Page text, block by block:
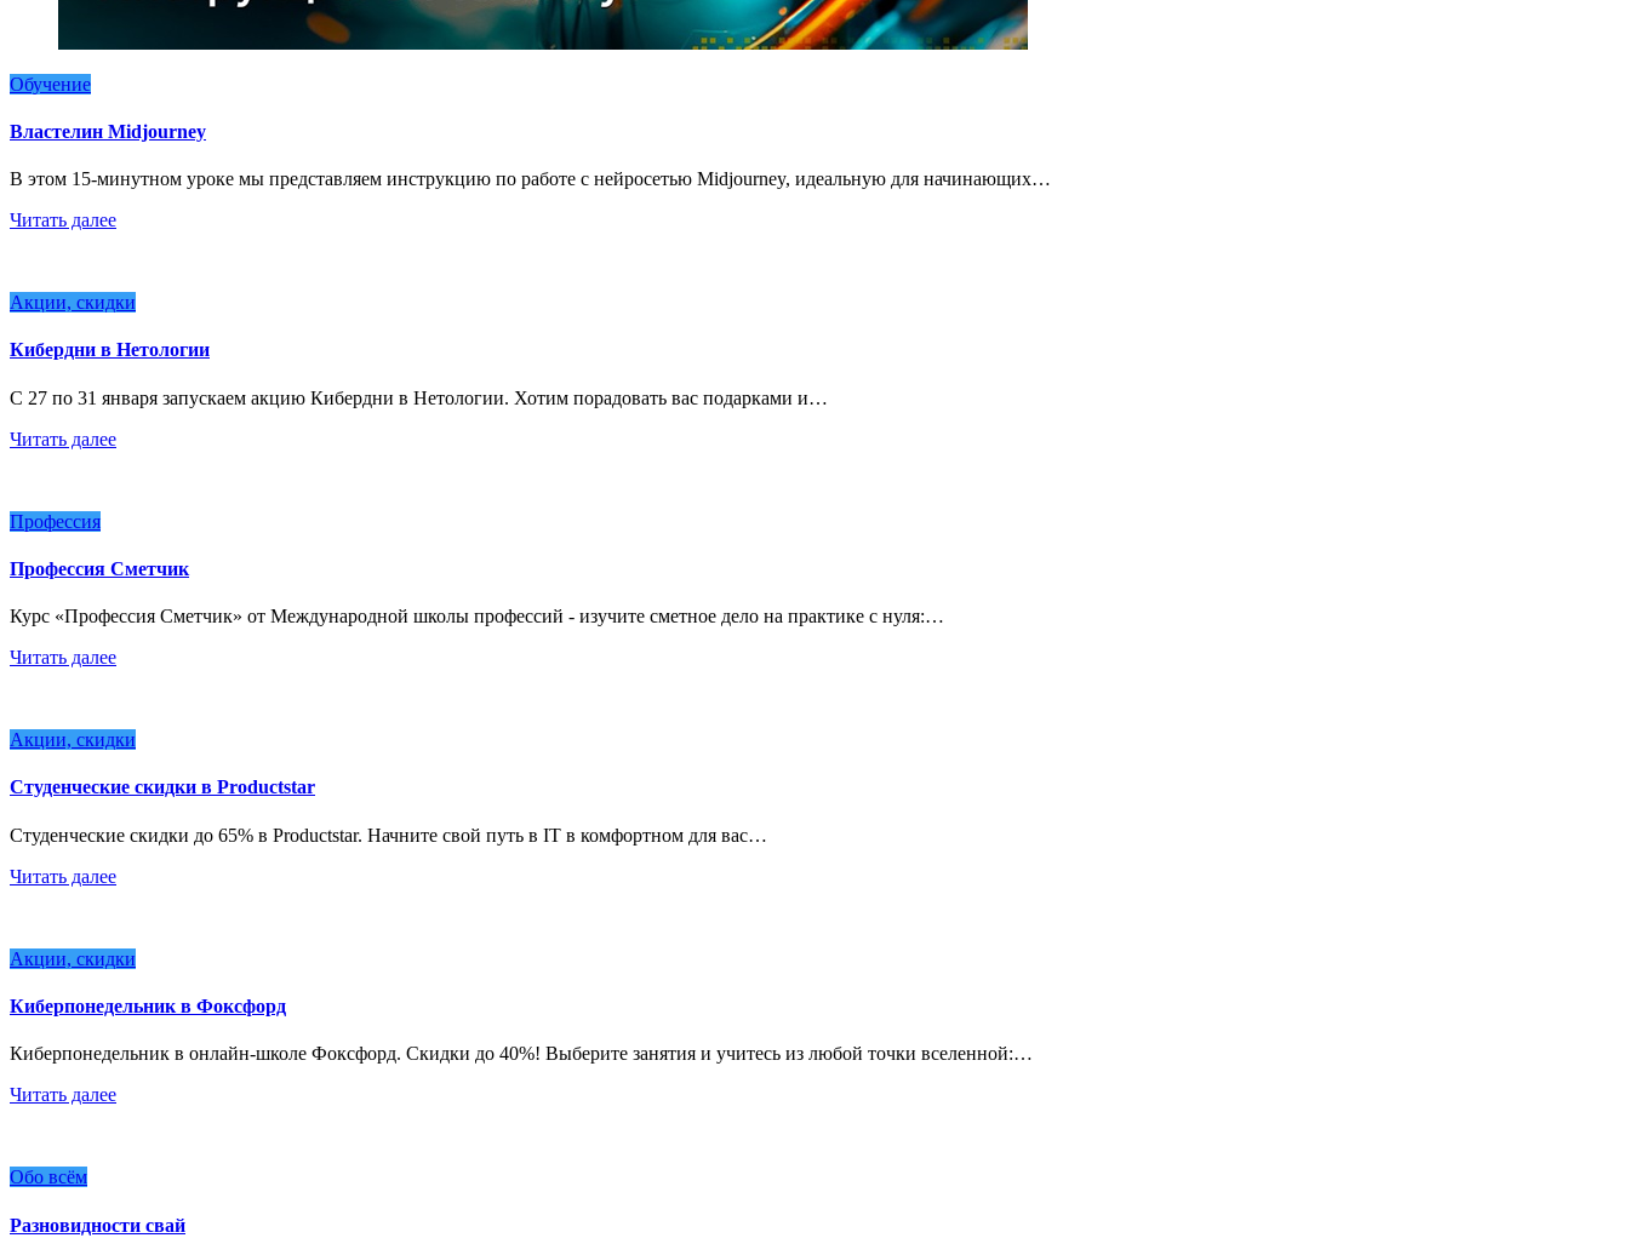
Обучение
Властелин Midjourney
В этом 15-минутном уроке мы представляем инструкцию по работе с нейросетью Midjourney, идеальную для начинающих…
Читать далее
Акции, скидки
Кибердни в Нетологии
С 27 по 31 января запускаем акцию Кибердни в Нетологии. Хотим порадовать вас подарками и…
Читать далее
Профессия
Профессия Сметчик
Курс «Профессия Сметчик» от Международной школы профессий - изучите сметное дело на практике с нуля:…
Читать далее
Акции, скидки
Студенческие скидки в Productstar
Студенческие скидки до 65% в Productstar. Начните свой путь в IT в комфортном для вас…
Читать далее
Акции, скидки
Киберпонедельник в Фоксфорд
Киберпонедельник в онлайн-школе Фоксфорд. Скидки до 40%! Выберите занятия и учитесь из любой точки вселенной:…
Читать далее
Обо всём
Разновидности свай